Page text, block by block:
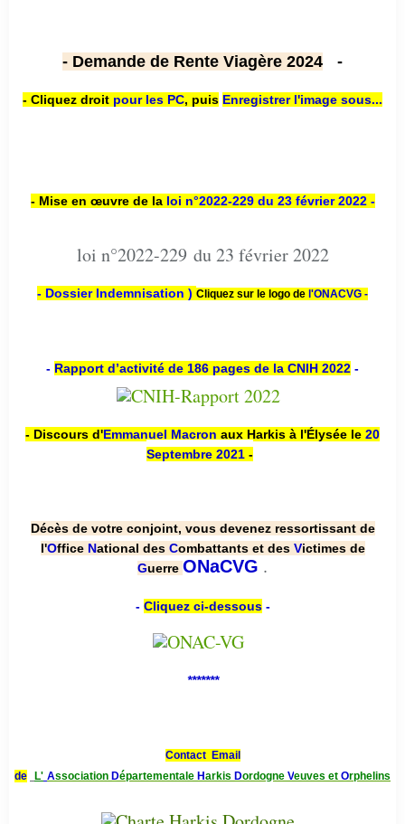
- Demande de Rente Viagère 2024 -
- Cliquez droit pour les PC, puis Enregistrer l'image sous...
- Mise en œuvre de la loi n°2022-229 du 23 février 2022 -
loi n°2022-229 du 23 février 2022
- Dossier Indemnisation ) Cliquez sur le logo de l'ONACVG -
- Rapport d’activité de 186 pages de la CNIH 2022 -
- Discours d'Emmanuel Macron aux Harkis à l'Élysée le 20
Septembre 2021 -
Décès de votre conjoint, vous devenez ressortissant de
l'Office National des Combattants et des Victimes de
Guerre ONaCVG .
- Cliquez ci-dessous-
*******
Contact Email
de
L' Association Départementale Harkis Dordogne Veuves et Orphelins